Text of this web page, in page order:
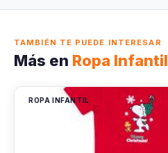
TAMBIÉN TE PUEDE INTERESAR
Más en Ropa Infantil
ROPA INFANTIL